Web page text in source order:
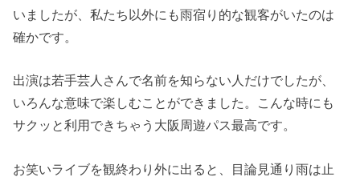
いましたが、私たち以外にも雨宿り的な観客がいたのは
確かです。
出演は若手芸人さんで名前を知らない人だけでしたが、
いろんな意味で楽しむことができました。こんな時にも
サクッと利用できちゃう大阪周遊パス最高です。
お笑いライブを観終わり外に出ると、目論見通り雨は止